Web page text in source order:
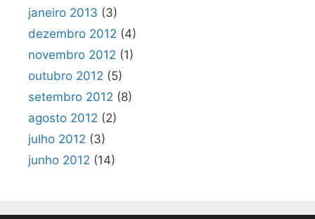
janeiro 2013 (3)
dezembro 2012 (4)
novembro 2012 (1)
outubro 2012 (5)
setembro 2012 (8)
agosto 2012 (2)
julho 2012 (3)
junho 2012 (14)